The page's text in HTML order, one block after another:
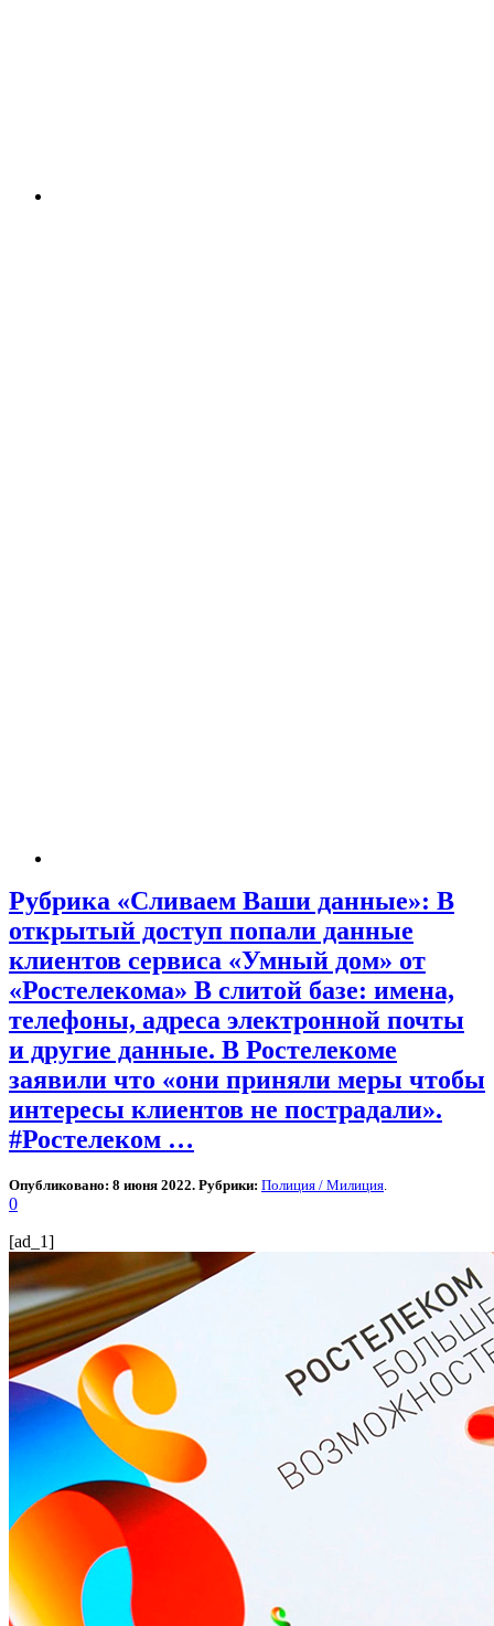
Рубрика «Сливаем Ваши данные»: В
открытый доступ попали данные
клиентов сервиса «Умный дом» от
«Ростелекома» В слитой базе: имена,
телефоны, адреса электронной почты
и другие данные. В Ростелекоме
заявили что «они приняли меры чтобы
интересы клиентов не пострадали».
#Ростелеком …
Опубликовано: 8 июня 2022. Рубрики: Полиция / Милиция
0
[ad_1]